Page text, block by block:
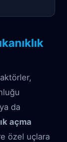
da
açma
özel uçlara